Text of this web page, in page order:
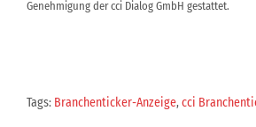
Genehmigung der cci Dialog GmbH gestattet.
Tags: Branchenticker-Anzeige,cci